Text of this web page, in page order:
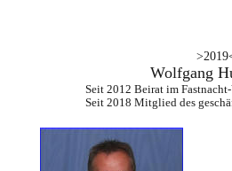
Wolfgang
Seit 2012 Beirat im
Seit 2018 Mitglied des